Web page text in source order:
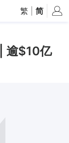
繁 简
逾$10亿